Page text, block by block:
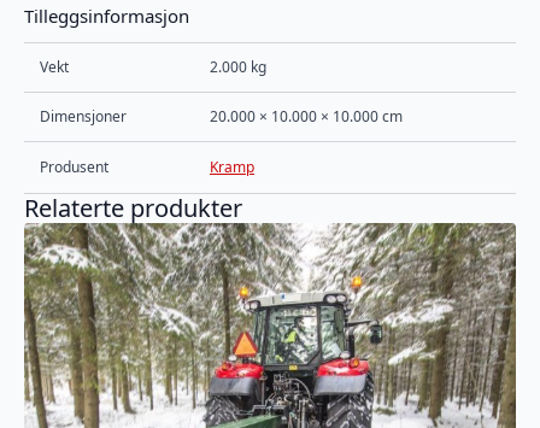
Tilleggsinformasjon
Vekt 2.000 kg
Dimensjoner 20.000 × 10.000 × 10.000 cm
Produsent Kramp
Relaterte produkter